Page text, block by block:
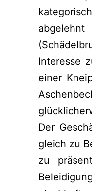
Interesse
einer
Der
gleich zu
zu